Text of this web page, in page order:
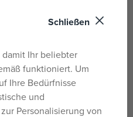
Schwanzflosse bewegen;
hat eine bewegliche
UND AUSSTELLEN
mit einer Schatztruhe und
Basis mit
eine Basis mit einer
Schließen
Ihr beliebter
funktioniert. Um
Ihre Bedürfnisse
und
Personalisierung von